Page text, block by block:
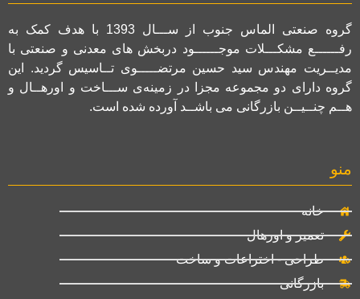
گروه صنعتی الماس جنوب از ســـال 1393 با هدف کمک به
رفــــــع مشکـــلات موجــــــود دربخش های معدنی و صنعتی با
مدیــریت مهندس سید حسین مرتضـــــوی تــاسیس گردید. این
گروه دارای دو مجموعه مجزا در زمینه‌ی ســـاخت و اورهــال و
هــم چنــیــن بازرگانی می باشــد آورده شده است.
منو
خانه
تعمیر و اورهال
طراحی - اختراعات و ساخت
بازرگانی